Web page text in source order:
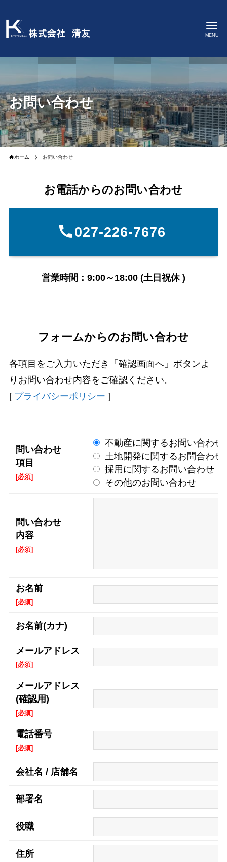
MENU
お問い合わせ
ホーム お問い合わせ
お電話からのお問い合わせ
027-226-7676
営業時間：9:00～18:00 (土日祝休 )
フォームからのお問い合わせ
各項目をご入力いただき「確認画面へ」ボタンよ
りお問い合わせ内容をご確認ください。
[ プライバシーポリシー ]
問い合わせ
項目
[必須]
不動産に関するお問い合わせ
土地開発に関するお問合わせ
採用に関するお問い合わせ
その他のお問い合わせ
問い合わせ
内容
[必須]
お名前
[必須]
お名前(カナ)
メールアドレス
[必須]
メールアドレス
(確認用)
[必須]
電話番号
[必須]
会社名 / 店舗名
部署名
役職
住所